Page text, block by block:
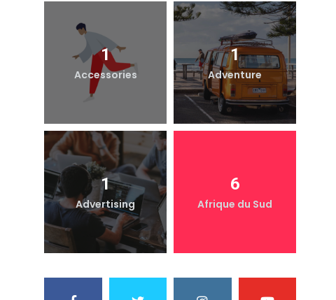
1
Accessories
1
Adventure
1
Advertising
6
Afrique du Sud